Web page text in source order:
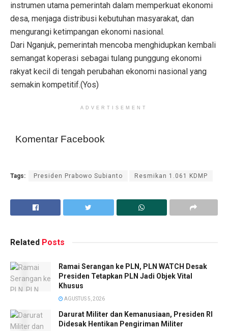
instrumen utama pemerintah dalam memperkuat ekonomi
desa, menjaga distribusi kebutuhan masyarakat, dan
mengurangi ketimpangan ekonomi nasional.
Dari Nganjuk, pemerintah mencoba menghidupkan kembali
semangat koperasi sebagai tulang punggung ekonomi
rakyat kecil di tengah perubahan ekonomi nasional yang
semakin kompetitif.(Yos)
ADVERTISEMENT
Komentar Facebook
Tags: Presiden Prabowo Subianto Resmikan 1.061 KDMP
Related Posts
Ramai Serangan ke PLN, PLN WATCH Desak
Presiden Tetapkan PLN Jadi Objek Vital
Khusus
AGUSTUS 5, 2026
Darurat Militer dan Kemanusiaan, Presiden RI
Didesak Hentikan Pengiriman Militer